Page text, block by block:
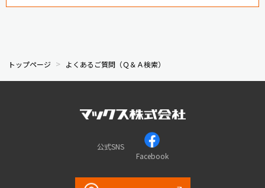
トップページ よくあるご質問（Ｑ＆Ａ検索）
公式SNS
Facebook